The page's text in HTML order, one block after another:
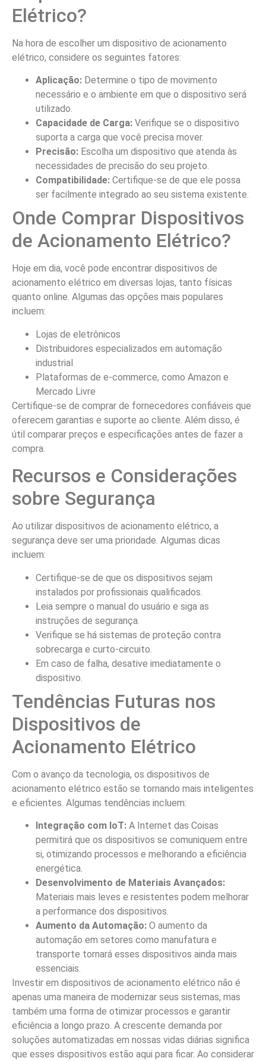
Elétrico?
Na hora de escolher um dispositivo de acionamento
elétrico, considere os seguintes fatores:
Aplicação: Determine o tipo de movimento
necessário e o ambiente em que o dispositivo será
utilizado.
Capacidade de Carga: Verifique se o dispositivo
suporta a carga que você precisa mover.
Precisão: Escolha um dispositivo que atenda às
necessidades de precisão do seu projeto.
Compatibilidade: Certifique-se de que ele possa
ser facilmente integrado ao seu sistema existente.
Onde Comprar Dispositivos
de Acionamento Elétrico?
Hoje em dia, você pode encontrar dispositivos de
acionamento elétrico em diversas lojas, tanto físicas
quanto online. Algumas das opções mais populares
incluem:
Lojas de eletrônicos
Distribuidores especializados em automação
industrial
Plataformas de e-commerce, como Amazon e
Mercado Livre
Certifique-se de comprar de fornecedores confiáveis que
oferecem garantias e suporte ao cliente. Além disso, é
útil comparar preços e especificações antes de fazer a
compra.
Recursos e Considerações
sobre Segurança
Ao utilizar dispositivos de acionamento elétrico, a
segurança deve ser uma prioridade. Algumas dicas
incluem:
Certifique-se de que os dispositivos sejam
instalados por profissionais qualificados.
Leia sempre o manual do usuário e siga as
instruções de segurança.
Verifique se há sistemas de proteção contra
sobrecarga e curto-circuito.
Em caso de falha, desative imediatamente o
dispositivo.
Tendências Futuras nos
Dispositivos de
Acionamento Elétrico
Com o avanço da tecnologia, os dispositivos de
acionamento elétrico estão se tornando mais inteligentes
e eficientes. Algumas tendências incluem:
Integração com IoT: A Internet das Coisas
permitirá que os dispositivos se comuniquem entre
si, otimizando processos e melhorando a eficiência
energética.
Desenvolvimento de Materiais Avançados:
Materiais mais leves e resistentes podem melhorar
a performance dos dispositivos.
Aumento da Automação: O aumento da
automação em setores como manufatura e
transporte tornará esses dispositivos ainda mais
essenciais.
Investir em dispositivos de acionamento elétrico não é
apenas uma maneira de modernizar seus sistemas, mas
também uma forma de otimizar processos e garantir
eficiência a longo prazo. A crescente demanda por
soluções automatizadas em nossas vidas diárias significa
que esses dispositivos estão aqui para ficar. Ao considerar